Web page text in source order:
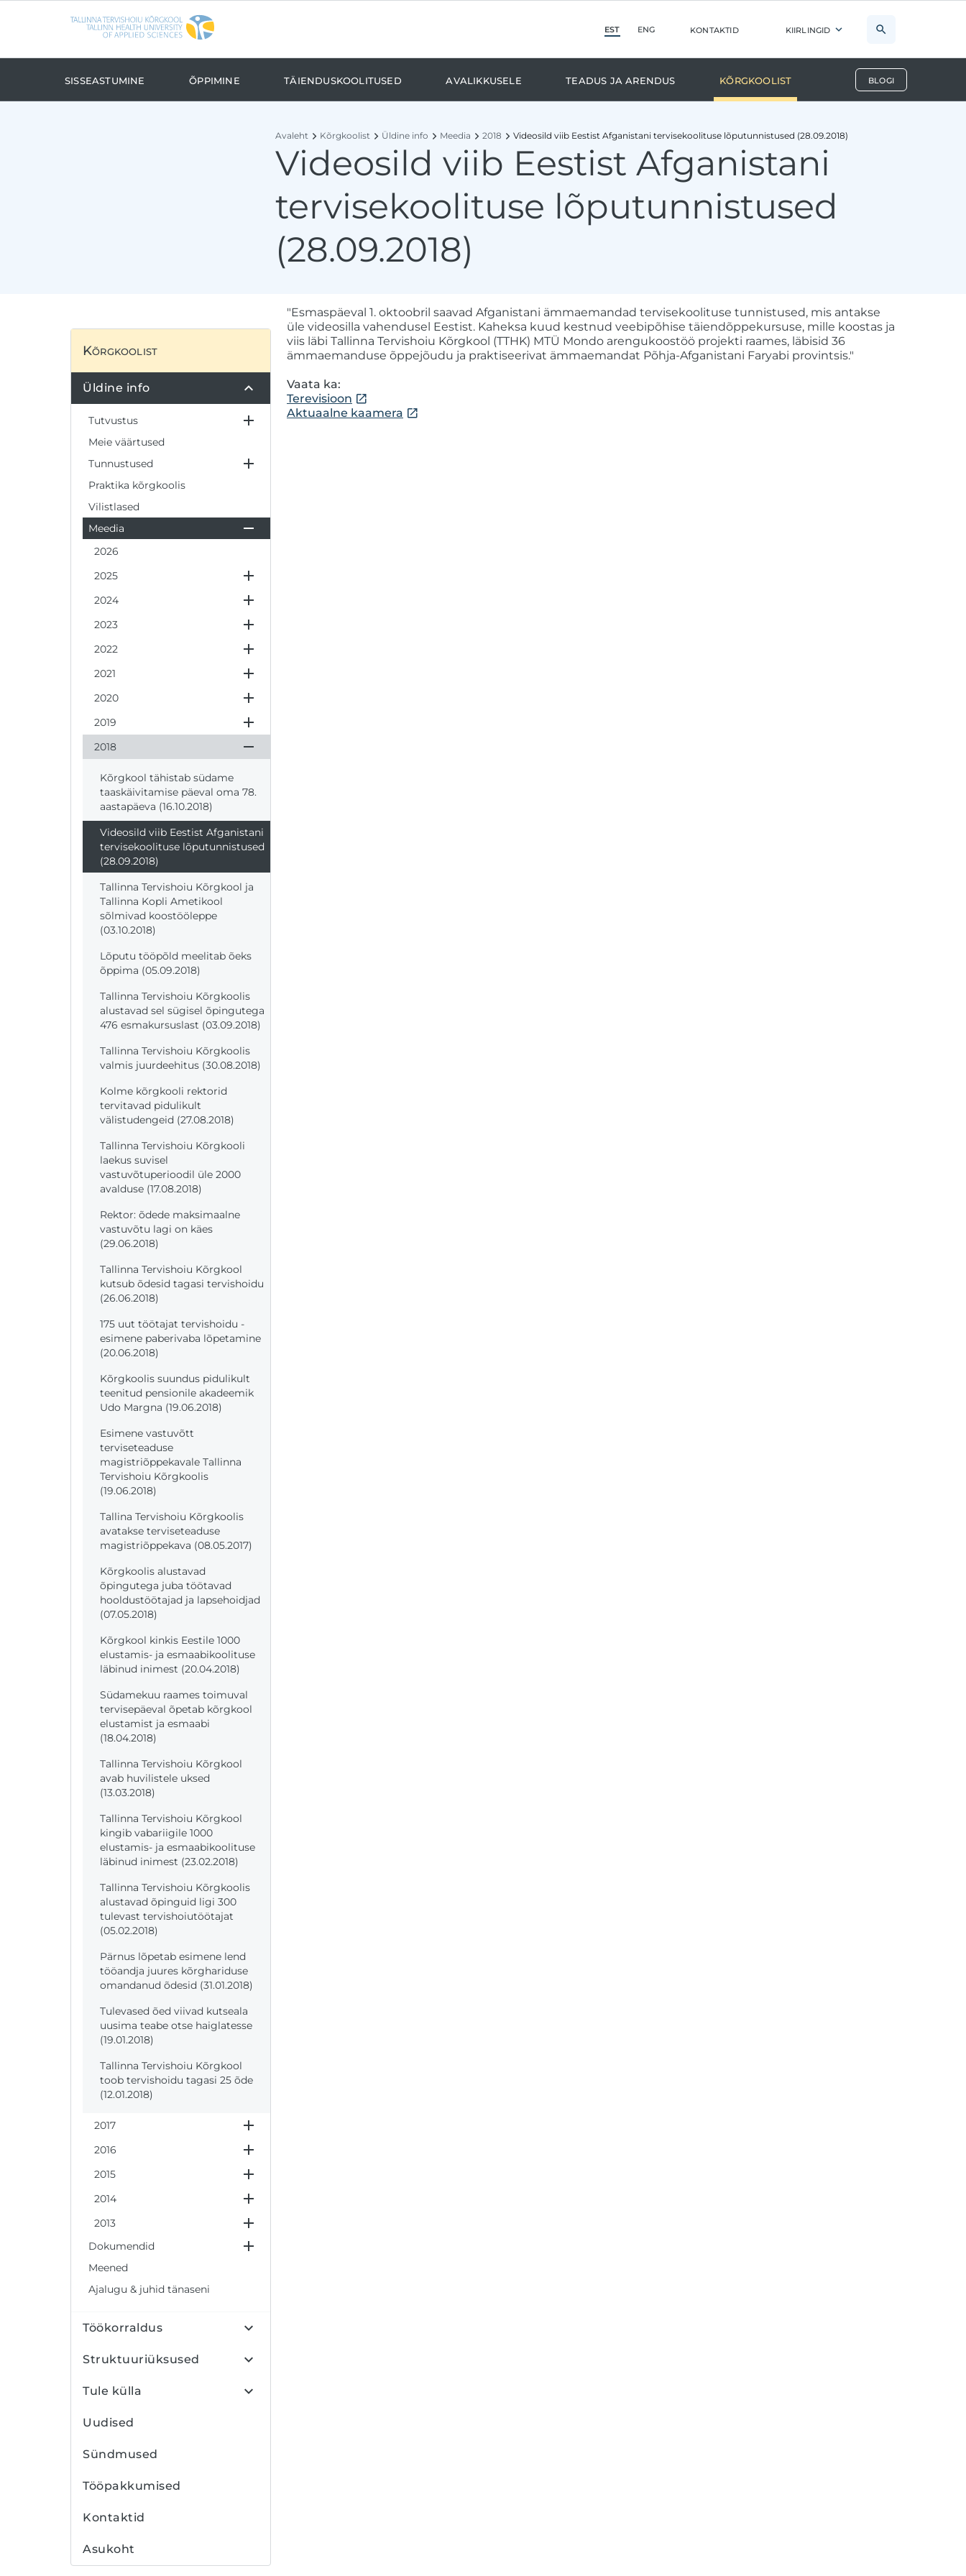
Liigu edasi põhisisu juurde Ligipääsetavus
est eng kontaktid kiirlingid
Sisseastumine Õppimine Täienduskoolitused Avalikkusele Teadus ja arendus Kõrgkoolist blogi
Avaleht Kõrgkoolist Üldine info Meedia 2018 Videosild viib Eestist Afganistani tervisekoolituse lõputunnistused (28.09.2018)
Videosild viib Eestist Afganistani
tervisekoolituse lõputunnistused
(28.09.2018)
Kõrgkoolist
Üldine info
Tutvustus
Meie väärtused
Tunnustused
Praktika kõrgkoolis
Vilistlased
Meedia
2026
2025
2024
2023
2022
2021
2020
2019
2018
Kõrgkool tähistab südame
taaskäivitamise päeval oma 78.
aastapäeva (16.10.2018)
Videosild viib Eestist Afganistani
tervisekoolituse lõputunnistused
(28.09.2018)
Tallinna Tervishoiu Kõrgkool ja
Tallinna Kopli Ametikool
sõlmivad koostööleppe
(03.10.2018)
Lõputu tööpõld meelitab õeks
õppima (05.09.2018)
Tallinna Tervishoiu Kõrgkoolis
alustavad sel sügisel õpingutega
476 esmakursuslast (03.09.2018)
Tallinna Tervishoiu Kõrgkoolis
valmis juurdeehitus (30.08.2018)
Kolme kõrgkooli rektorid
tervitavad pidulikult
välistudengeid (27.08.2018)
Tallinna Tervishoiu Kõrgkooli
laekus suvisel
vastuvõtuperioodil üle 2000
avalduse (17.08.2018)
Rektor: õdede maksimaalne
vastuvõtu lagi on käes
(29.06.2018)
Tallinna Tervishoiu Kõrgkool
kutsub õdesid tagasi tervishoidu
(26.06.2018)
175 uut töötajat tervishoidu -
esimene paberivaba lõpetamine
(20.06.2018)
Kõrgkoolis suundus pidulikult
teenitud pensionile akadeemik
Udo Margna (19.06.2018)
Esimene vastuvõtt
terviseteaduse
magistriõppekavale Tallinna
Tervishoiu Kõrgkoolis
(19.06.2018)
Tallina Tervishoiu Kõrgkoolis
avatakse terviseteaduse
magistriõppekava (08.05.2017)
Kõrgkoolis alustavad
õpingutega juba töötavad
hooldustöötajad ja lapsehoidjad
(07.05.2018)
Kõrgkool kinkis Eestile 1000
elustamis- ja esmaabikoolituse
läbinud inimest (20.04.2018)
Südamekuu raames toimuval
tervisepäeval õpetab kõrgkool
elustamist ja esmaabi
(18.04.2018)
Tallinna Tervishoiu Kõrgkool
avab huvilistele uksed
(13.03.2018)
Tallinna Tervishoiu Kõrgkool
kingib vabariigile 1000
elustamis- ja esmaabikoolituse
läbinud inimest (23.02.2018)
Tallinna Tervishoiu Kõrgkoolis
alustavad õpinguid ligi 300
tulevast tervishoiutöötajat
(05.02.2018)
Pärnus lõpetab esimene lend
tööandja juures kõrghariduse
omandanud õdesid (31.01.2018)
Tulevased õed viivad kutseala
uusima teabe otse haiglatesse
(19.01.2018)
Tallinna Tervishoiu Kõrgkool
toob tervishoidu tagasi 25 õde
(12.01.2018)
2017
2016
2015
2014
2013
Dokumendid
Meened
Ajalugu & juhid tänaseni
Töökorraldus
Struktuuriüksused
Tule külla
Uudised
Sündmused
Tööpakkumised
Kontaktid
Asukoht
"Esmaspäeval 1. oktoobril saavad Afganistani ämmaemandad tervisekoolituse tunnistused, mis antakse
üle videosilla vahendusel Eestist. Kaheksa kuud kestnud veebipõhise täiendõppekursuse, mille koostas ja
viis läbi Tallinna Tervishoiu Kõrgkool (TTHK) MTÜ Mondo arengukoostöö projekti raames, läbisid 36
ämmaemanduse õppejõudu ja praktiseerivat ämmaemandat Põhja-Afganistani Faryabi provintsis."
Vaata ka:
Terevisioon
Aktuaalne kaamera